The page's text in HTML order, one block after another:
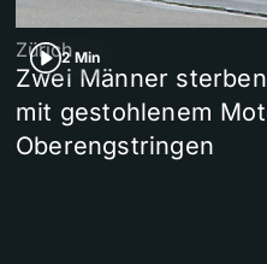
2 Min
Zürich
Zwei Männer
mit gestohlenem
Oberengstringen